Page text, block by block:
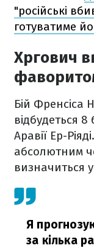
"російські
готуватиме
Хргович
Бій Френсіса
відбудеться 8
Аравії Ер-
абсолютним
визначиться
Я
за кілька